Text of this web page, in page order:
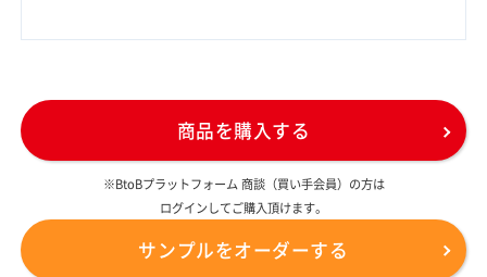
商品を購入する
※BtoBプラットフォーム 商談（買い手会員）の方は
ログインしてご購入頂けます。
サンプルをオーダーする